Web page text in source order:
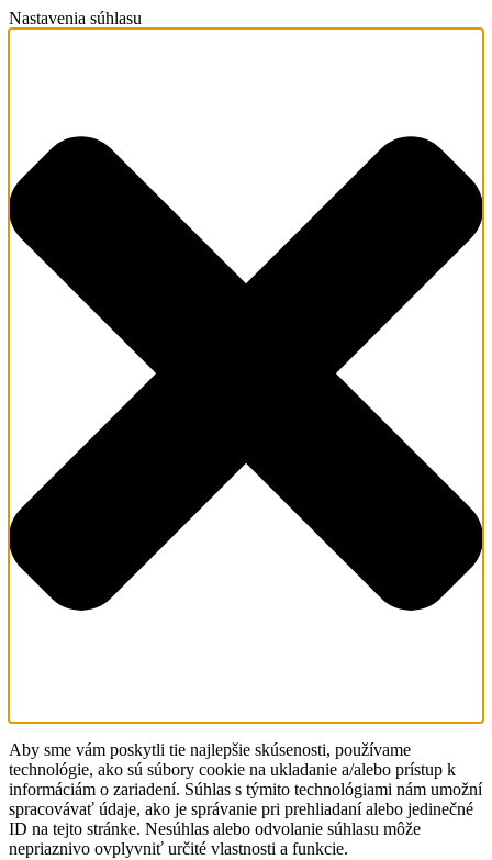
Nastavenia súhlasu
Aby sme vám poskytli tie najlepšie skúsenosti, používame
technológie, ako sú súbory cookie na ukladanie a/alebo prístup k
informáciám o zariadení. Súhlas s týmito technológiami nám umožní
spracovávať údaje, ako je správanie pri prehliadaní alebo jedinečné
ID na tejto stránke. Nesúhlas alebo odvolanie súhlasu môže
nepriaznivo ovplyvniť určité vlastnosti a funkcie.